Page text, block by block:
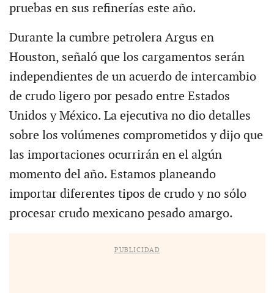
pruebas en sus refinerías este año.
Durante la cumbre petrolera Argus en
Houston, señaló que los cargamentos serán
independientes de un acuerdo de intercambio
de crudo ligero por pesado entre Estados
Unidos y México. La ejecutiva no dio detalles
sobre los volúmenes comprometidos y dijo que
las importaciones ocurrirán en el algún
momento del año. Estamos planeando
importar diferentes tipos de crudo y no sólo
procesar crudo mexicano pesado amargo.
PUBLICIDAD